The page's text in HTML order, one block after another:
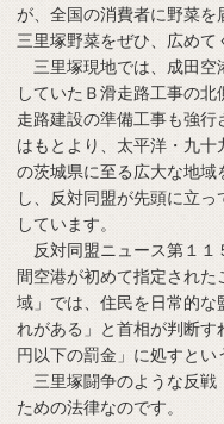
が、全国の消費者に野菜を
三里塚野菜をぜひ、広めて
三里塚現地では、成田空
していたＢ滑走路工事の
走路建設の準備工事も強
はもとより、太平洋・九
の茨城県に至る広大な地
し、反対同盟が先頭に立
しています。
反対同盟ニュース第１１
間空港が初めて指定され
域」では、住民を日常的
れがある」と首相が判断
円以下の罰金」に処すとい
三里塚闘争のような反戦
ための法律なのです。